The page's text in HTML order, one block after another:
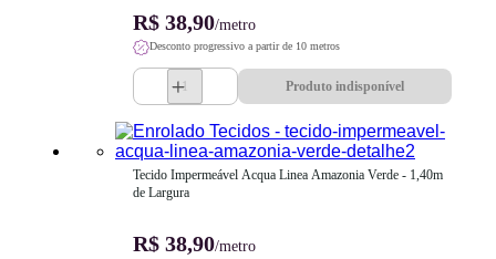
R$ 38,90/metro
Desconto progressivo a partir de 10 metros
Produto indisponível
Tecido Impermeável Acqua Linea Amazonia Verde - 1,40m
de Largura
R$ 38,90/metro